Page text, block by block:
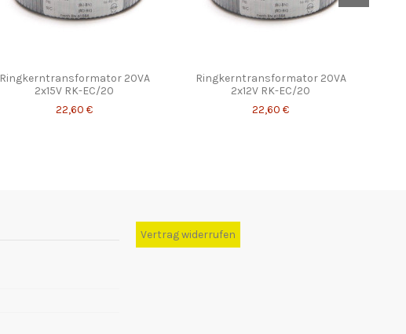
Ringkerntransformator 20VA
2x15V RK-EC/20
22,60 €
Ringkerntransformator 20VA
2x12V RK-EC/20
22,60 €
Vertrag widerrufen